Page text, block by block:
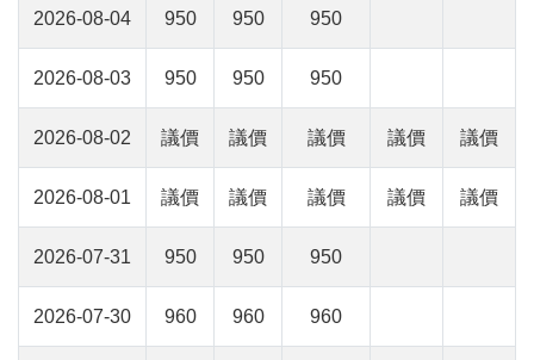
2026-08-04 950 950 950
2026-08-03 950 950 950
2026-08-02 議價 議價 議價 議價 議價
2026-08-01 議價 議價 議價 議價 議價
2026-07-31 950 950 950
2026-07-30 960 960 960